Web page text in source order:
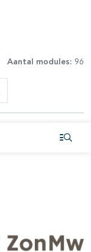
Aantal modules: 96